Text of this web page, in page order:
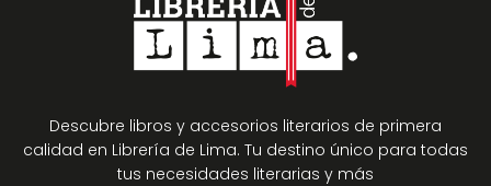
Descubre libros y accesorios literarios de primera
calidad en Librería de Lima. Tu destino único para todas
tus necesidades literarias y más